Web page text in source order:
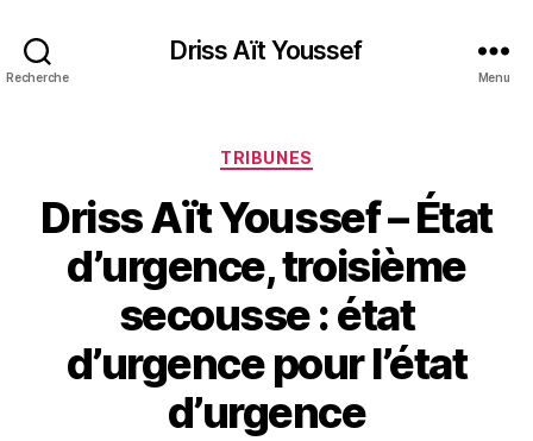
Recherche
Driss Aït Youssef
Menu
Catégories
TRIBUNES
Driss Aït Youssef – État
d’urgence, troisième
secousse : état
d’urgence pour l’état
d’urgence